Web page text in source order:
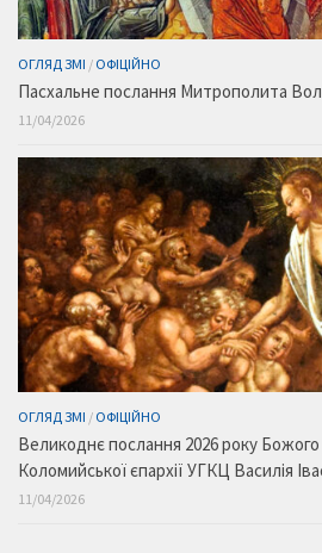
ОГЛЯД ЗМІ / ОФІЦІЙНО
Пасхальне послання Митрополита
11/04/2026
ОГЛЯД ЗМІ / ОФІЦІЙНО
Великоднє послання 2026 року
Коломийської єпархії УГКЦ Василія
11/04/2026